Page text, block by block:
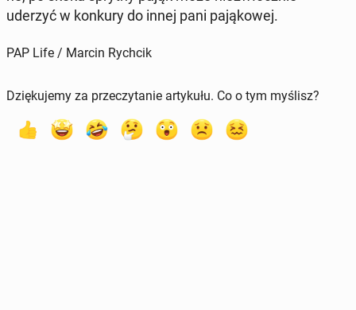
uderzyć w konkury do innej pani pa­ją­ko­wej.
PAP Life / Marcin Rychcik
Dziękujemy za przeczytanie artykułu. Co o tym myślisz?